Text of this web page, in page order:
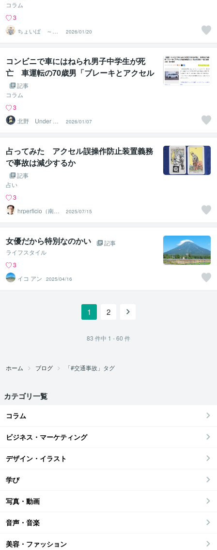
コラム
3
ちょいぱ ～ち
ょうどいいパパ
目指し隊～
2026/01/20
コンビニで車にはねられ男子中学生が死
亡 車運転の70歳男「ブレーキとアクセル
を踏み間違えた」｜北野 UnderShield代表
の見解
記事
コラム
3
北野 Under Shi
eld代表
2026/01/07
占ってみた アクセル誤操作防止装置義務
で事故は減少するか
記事
占い
3
hrperficio（南仙
台の父）
2025/07/15
女優だから特別なのかい
記事
ライフスタイル
3
イコ アン
2025/04/16
1 2
83 件中 1 - 60 件
ホーム ブログ 「#交通事故」タグ
カテゴリ一覧
コラム
ビジネス・マーケティング
デザイン・イラスト
学び
写真・動画
音声・音楽
美容・ファッション